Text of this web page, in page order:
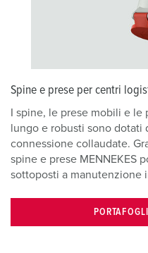
Spine e prese per centri
I spine, le prese mobili e
lungo e robusti sono
connessione collaudate.
spine e prese MENNEKES
sottoposti a manutenzione